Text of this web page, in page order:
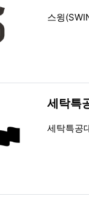
등록일
조회
스윙
세탁특
등록일
조회
세탁특공